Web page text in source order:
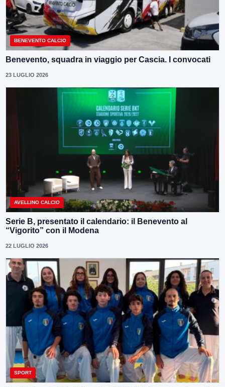
BENEVENTO CALCIO
Benevento, squadra in viaggio per Cascia. I convocati
23 LUGLIO 2026
AVELLINO CALCIO
Serie B, presentato il calendario: il Benevento al
“Vigorito” con il Modena
22 LUGLIO 2026
SPORT